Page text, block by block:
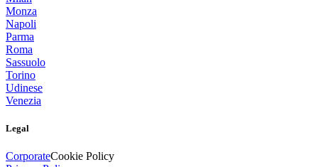
Monza
Napoli
Parma
Roma
Sassuolo
Torino
Udinese
Venezia
Legal
CorporateCookie Policy